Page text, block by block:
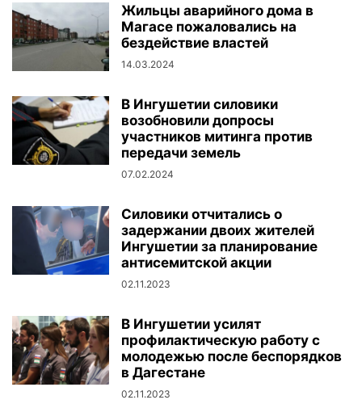
Жильцы аварийного дома в
Магасе пожаловались на
бездействие властей
14.03.2024
В Ингушетии силовики
возобновили допросы
участников митинга против
передачи земель
07.02.2024
Силовики отчитались о
задержании двоих жителей
Ингушетии за планирование
антисемитской акции
02.11.2023
В Ингушетии усилят
профилактическую работу с
молодежью после беспорядков
в Дагестане
02.11.2023